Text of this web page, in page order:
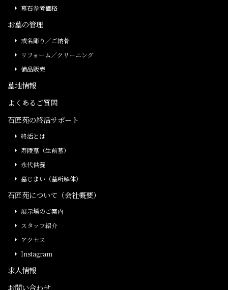
墓石参考価格
お墓の管理
戒名彫り／ご納骨
リフォーム／クリーニング
備品販売
墓地情報
よくあるご質問
石匠苑の終活サポート
終活とは
寿陵墓（生前墓）
永代供養
墓じまい（墓所解体）
石匠苑について（会社概要）
展示場のご案内
スタッフ紹介
アクセス
Instagram
求人情報
お問い合わせ